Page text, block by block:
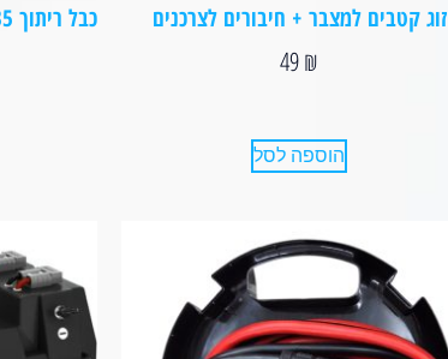
זוג קטבים למצבר + חיבורים לצרכנים
49₪
הוספה לסל